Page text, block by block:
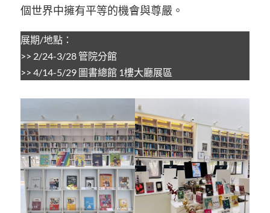
個世界中擁有平等的機會與尊嚴。
展期/地點：
>> 2/24-3/28 管院分館
>> 4/14-5/29 圖書總館 1樓大廳展區